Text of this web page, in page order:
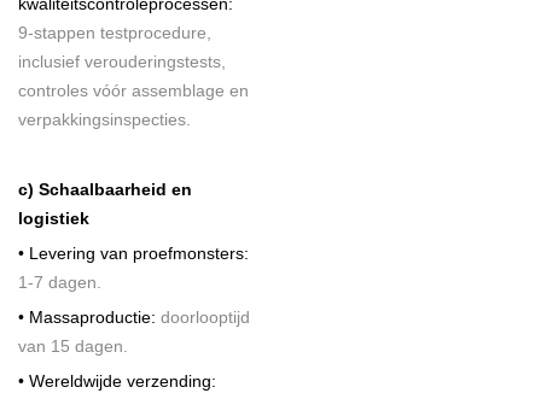
9-stappen testprocedure,
inclusief verouderingstests,
controles vóór assemblage en
verpakkingsinspecties.
c) Schaalbaarheid en
logistiek
• Levering van proefmonsters:
1-7 dagen.
• Massaproductie: doorlooptijd
van 15 dagen.
• Wereldwijde verzending: